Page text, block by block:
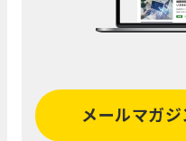
メールマガ